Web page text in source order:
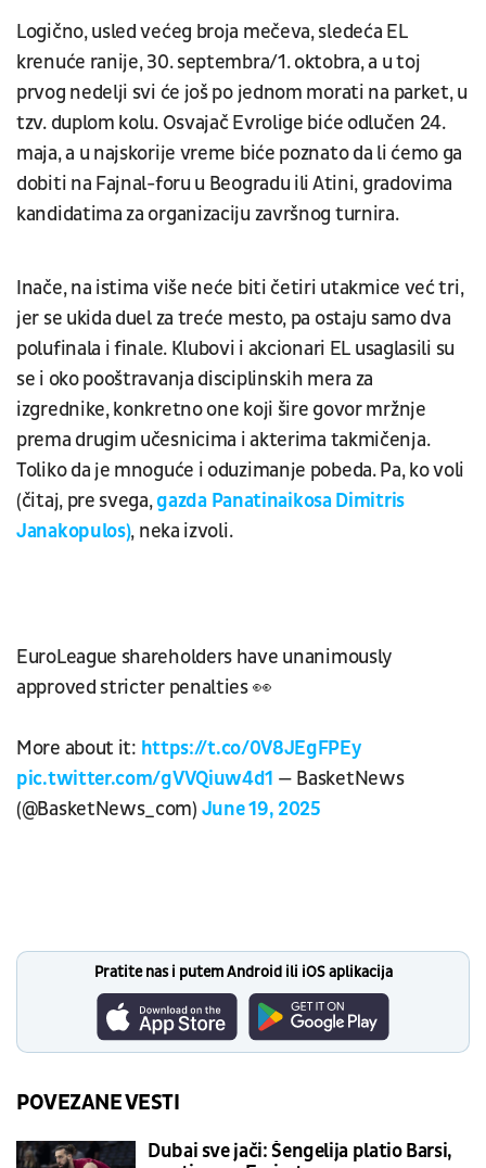
Logično, usled većeg broja mečeva, sledeća EL
krenuće ranije, 30. septembra/1. oktobra, a u toj
prvog nedelji svi će još po jednom morati na parket, u
tzv. duplom kolu. Osvajač Evrolige biće odlučen 24.
maja, a u najskorije vreme biće poznato da li ćemo ga
dobiti na Fajnal-foru u Beogradu ili Atini, gradovima
kandidatima za organizaciju završnog turnira.
Inače, na istima više neće biti četiri utakmice već tri,
jer se ukida duel za treće mesto, pa ostaju samo dva
polufinala i finale. Klubovi i akcionari EL usaglasili su
se i oko pooštravanja disciplinskih mera za
izgrednike, konkretno one koji šire govor mržnje
prema drugim učesnicima i akterima takmičenja.
Toliko da je mnoguće i oduzimanje pobeda. Pa, ko voli
(čitaj, pre svega,gazda Panatinaikosa Dimitris
Janakopulos), neka izvoli.
EuroLeague shareholders have unanimously
approved stricter penalties 👀
More about it: https://t.co/0V8JEgFPEy
pic.twitter.com/gVVQiuw4d1 — BasketNews
(@BasketNews_com) June 19, 2025
Pratite nas i putem Android ili iOS aplikacija
POVEZANE VESTI
Dubai sve jači: Šengelija platio Barsi,